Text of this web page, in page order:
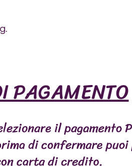
POISSONS
PAGAMENTO
il pagamento
di confermare
carta di credito.